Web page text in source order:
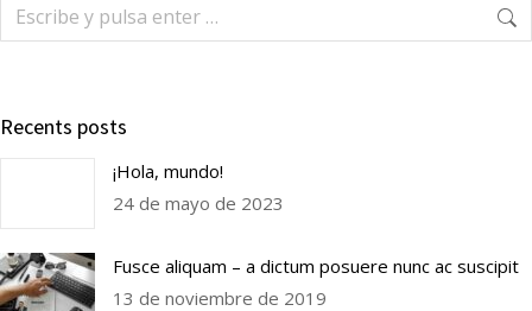
Recents posts
¡Hola, mundo!
24 de mayo de 2023
Fusce aliquam – a dictum posuere nunc ac suscipit
13 de noviembre de 2019